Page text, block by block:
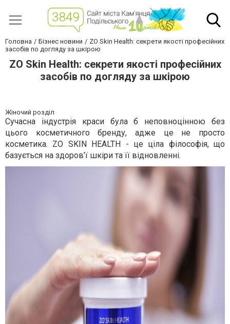
Головна Бізнес новини
ZO Skin Health: секрети якості професійних
засобів по догляду за шкірою
ZO Skin Health: секрети якості професійних
засобів по догляду за шкірою
Жіночий розділ
Сучасна індустрія краси була б неповноцінною без
цього косметичного бренду, адже це не просто
косметика. ZO SKIN HEALTH - це ціла філософія, що
базується на здоров’ї шкіри та її відновленні.